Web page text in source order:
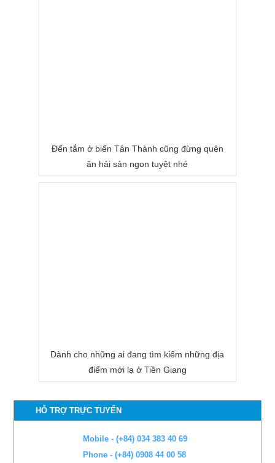
Đến tắm ở biển Tân Thành cũng đừng quên
ăn hải sản ngon tuyệt nhé
Dành cho những ai đang tìm kiếm những địa
điểm mới lạ ở Tiền Giang
HỖ TRỢ TRỰC TUYẾN
Mobile - (+84) 034 383 40 69
Phone - (+84) 0908 44 00 58